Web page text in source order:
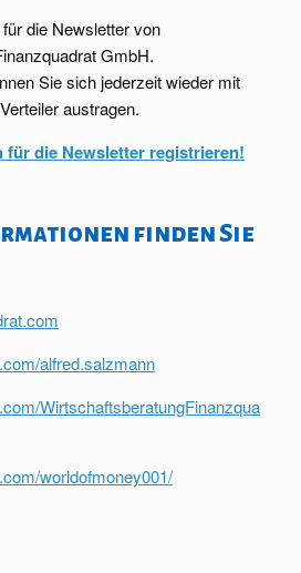
die Newsletter von
GmbH.
Sie sich jederzeit wieder mit
austragen.
für die Newsletter registrieren!
finden Sie
alfred.salzmann
WirtschaftsberatungFinanzqua
worldofmoney001/